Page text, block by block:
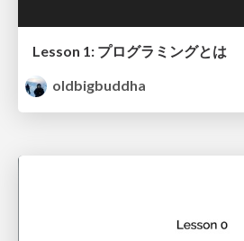
Lesson 1: プログラミングとは
oldbigbuddha